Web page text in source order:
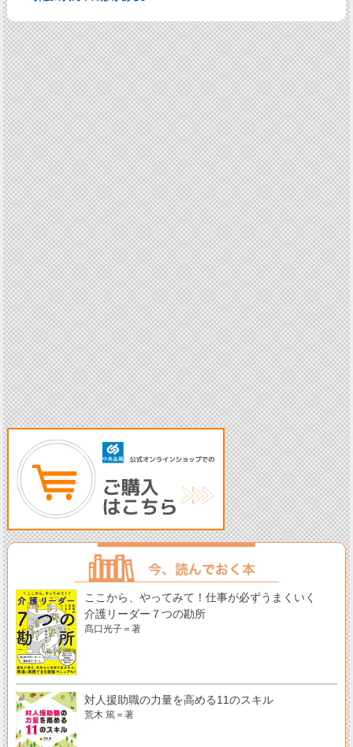
ここから、やってみて！仕事が必ずうまくいく
介護リーダー７つの勘所
髙口光子＝著
対人援助職の力量を高める11のスキル
荒木 篤＝著